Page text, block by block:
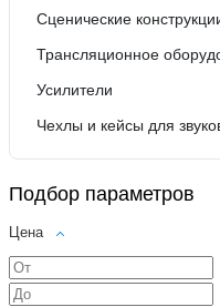
Сценические
Трансляционное
Усилители
Чехлы и кейсы для
Подбор параметров
Цена